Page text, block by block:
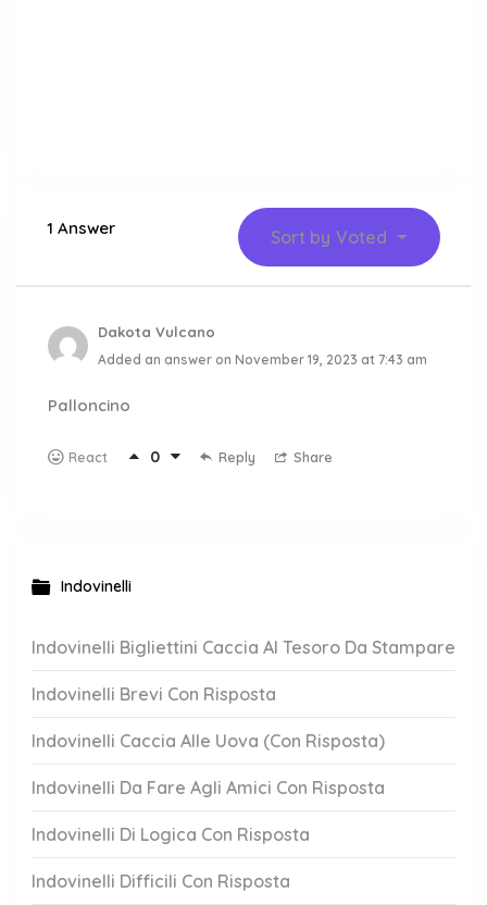
1 Answer Sort by Voted
Dakota Vulcano
Added an answer on November 19, 2023 at 7:43 am
Palloncino
React 0 Reply Share
Indovinelli
Indovinelli Bigliettini Caccia Al Tesoro Da Stampare
Indovinelli Brevi Con Risposta
Indovinelli Caccia Alle Uova (Con Risposta)
Indovinelli Da Fare Agli Amici Con Risposta
Indovinelli Di Logica Con Risposta
Indovinelli Difficili Con Risposta